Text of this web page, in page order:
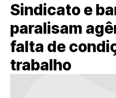
Sindicato e
paralisam
falta de
trabalho